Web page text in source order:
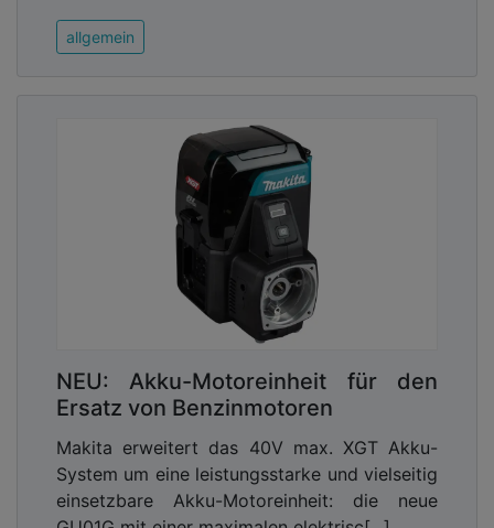
allgemein
NEU: Akku-Motoreinheit für den
Ersatz von Benzinmotoren
Makita erweitert das 40V max. XGT Akku-
System um eine leistungsstarke und vielseitig
einsetzbare Akku-Motoreinheit: die neue